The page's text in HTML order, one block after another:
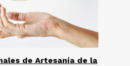
de Artesanía de la